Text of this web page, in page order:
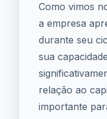
Como vimos
a empresa
durante seu
sua
relação ao
importante